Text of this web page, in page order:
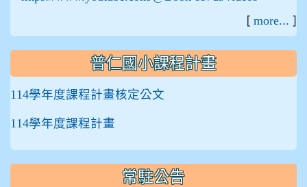
[ more... ]
普仁國小課程計畫
114學年度課程計畫核定公文
114學年度課程計畫
常駐公告